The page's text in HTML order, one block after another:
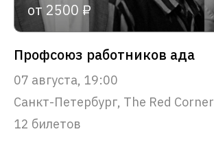
от 2500 ₽
Профсоюз работников ада
07 августа, 19:00
Санкт-Петербург, The Red Corner
12 билетов